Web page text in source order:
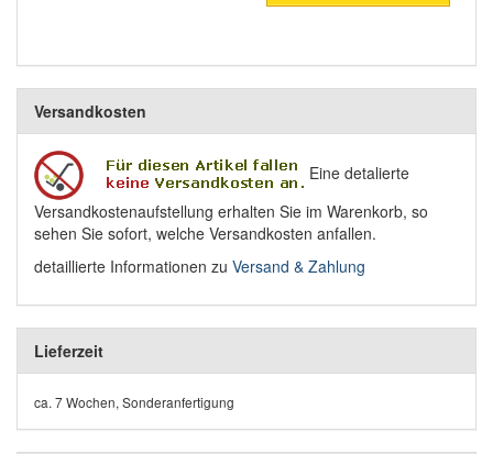
Versandkosten
Eine detalierte
Versandkostenaufstellung erhalten Sie im Warenkorb, so
sehen Sie sofort, welche Versandkosten anfallen.
detaillierte Informationen zu Versand & Zahlung
Lieferzeit
ca. 7 Wochen, Sonderanfertigung